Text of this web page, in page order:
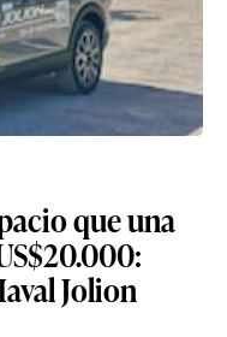
que una
Jolion